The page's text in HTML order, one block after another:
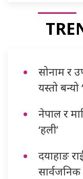
सोनाम र
यस्तो बन्यो
नेपाल र
‘हली’
दयाहाङ
सार्वजनिक